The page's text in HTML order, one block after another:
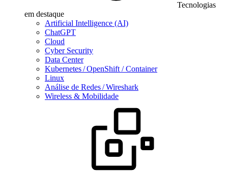
Tecnologias
em destaque
Artificial Intelligence (AI)
ChatGPT
Cloud
Cyber Security
Data Center
Kubernetes / OpenShift / Container
Linux
Análise de Redes / Wireshark
Wireless & Mobilidade